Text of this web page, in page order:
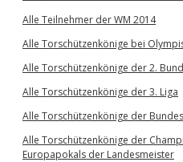
Alle Teilnehmer der WM 2014
Alle Torschützenkönige bei
Alle Torschützenkönige der 2.
Alle Torschützenkönige der 3. Liga
Alle Torschützenkönige der
Alle Torschützenkönige der
Europapokals der Landesmeister